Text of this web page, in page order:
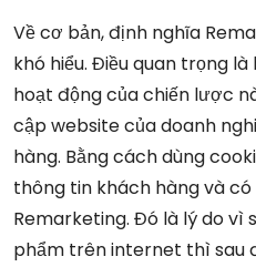
Về cơ bản, định nghĩa
khó hiểu. Điều quan trọng
hoạt động của chiến lược
cập website của doanh
hàng. Bằng cách dùng
thông tin khách hàng và
Remarketing. Đó là lý do vì
phẩm trên internet thì sau